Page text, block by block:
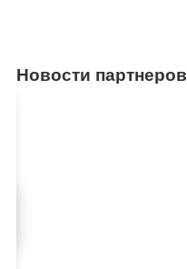
Новости партнеров